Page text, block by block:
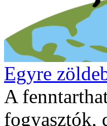
Egyre
A
fogyasztók,